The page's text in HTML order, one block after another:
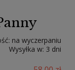
na wyczerpaniu
Wysyłka w: 3 dni